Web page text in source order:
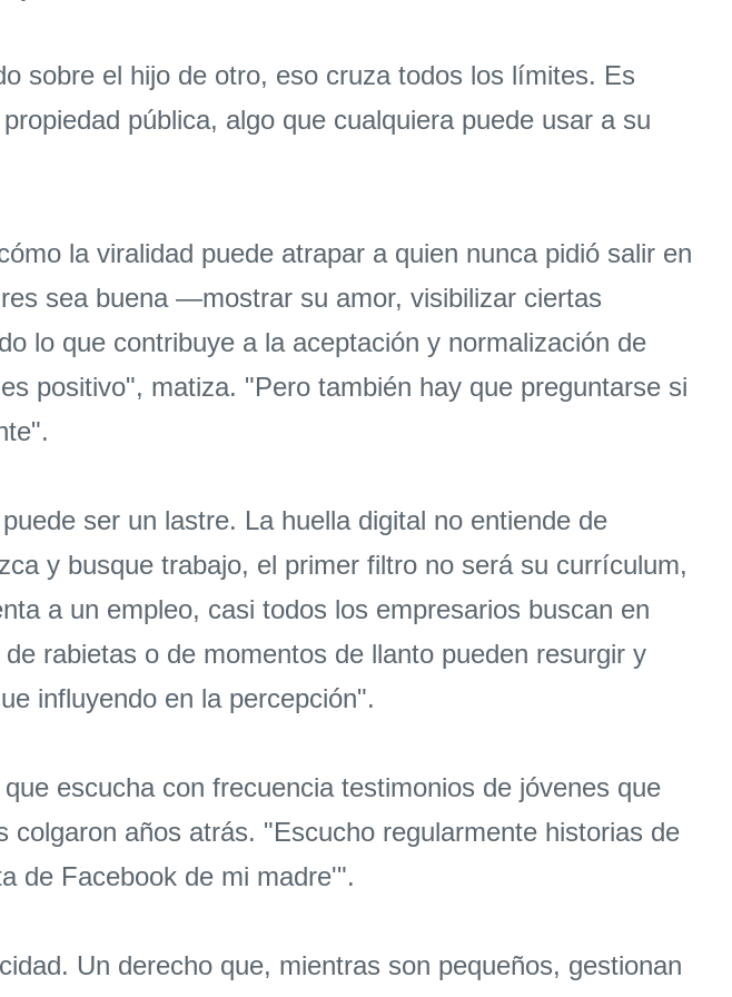
sobre el hijo de otro, eso cruza todos los límites. Es
pública, algo que cualquiera puede usar a su
la viralidad puede atrapar a quien nunca pidió salir en
sea buena —mostrar su amor, visibilizar ciertas
lo que contribuye a la aceptación y normalización de
positivo", matiza. "Pero también hay que preguntarse si
ser un lastre. La huella digital no entiende de
y busque trabajo, el primer filtro no será su currículum,
a un empleo, casi todos los empresarios buscan en
rabietas o de momentos de llanto pueden resurgir y
influyendo en la percepción".
escucha con frecuencia testimonios de jóvenes que
años atrás. "Escucho regularmente historias de
de Facebook de mi madre'".
Un derecho que, mientras son pequeños, gestionan